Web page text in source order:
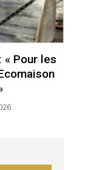
« Pour les